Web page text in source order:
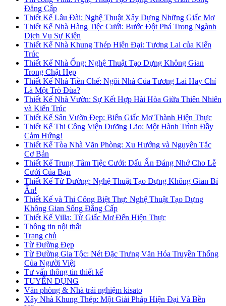
Đẳng Cấp
Thiết Kế Lâu Đài: Nghệ Thuật Xây Dựng Những Giấc Mơ
Thiết Kế Nhà Hàng Tiệc Cưới: Bước Đột Phá Trong Ngành
Dịch Vụ Sự Kiện
Thiết Kế Nhà Khung Thép Hiện Đại: Tương Lai của Kiến
Trúc
Thiết Kế Nhà Ống: Nghệ Thuật Tạo Dựng Không Gian
Trong Chật Hẹp
Thiết Kế Nhà Tiền Chế: Ngôi Nhà Của Tương Lai Hay Chỉ
Là Một Trò Đùa?
Thiết Kế Nhà Vườn: Sự Kết Hợp Hài Hòa Giữa Thiên Nhiên
và Kiến Trúc
Thiết Kế Sân Vườn Đẹp: Biến Giấc Mơ Thành Hiện Thực
Thiết Kế Thi Công Viện Dưỡng Lão: Một Hành Trình Đầy
Cảm Hứng!
Thiết Kế Tòa Nhà Văn Phòng: Xu Hướng và Nguyên Tắc
Cơ Bản
Thiết Kế Trung Tâm Tiệc Cưới: Dấu Ấn Đáng Nhớ Cho Lễ
Cưới Của Bạn
Thiết Kế Từ Đường: Nghệ Thuật Tạo Dựng Không Gian Bí
Ẩn!
Thiết Kế và Thi Công Biệt Thự: Nghệ Thuật Tạo Dựng
Không Gian Sống Đẳng Cấp
Thiết Kế Villa: Từ Giấc Mơ Đến Hiện Thực
Thông tin nội thất
Trang chủ
Từ Đường Đẹp
Từ Đường Gia Tộc: Nét Đặc Trưng Văn Hóa Truyền Thống
Của Người Việt
Tư vấn thông tin thiết kế
TUYỂN DỤNG
Văn phòng & Nhà trải nghiệm kisato
Xây Nhà Khung Thép: Một Giải Pháp Hiện Đại Và Bền